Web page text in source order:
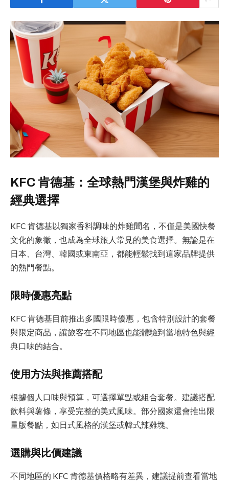
KFC 肯德基：全球熱門漢堡與炸雞的
經典選擇
KFC 肯德基以獨家香料調味的炸雞聞名，不僅是美國快餐
文化的象徵，也成為全球旅人常見的美食選擇。無論是在
日本、台灣、韓國或東南亞，都能輕鬆找到這家品牌提供
的熱門餐點。
限時優惠亮點
KFC 肯德基目前推出多國限時優惠，包含特別設計的套餐
與限定商品，讓旅客在不同地區也能體驗到當地特色與經
典口味的結合。
使用方法與推薦搭配
根據個人口味與預算，可選擇單點或組合套餐。建議搭配
飲料與薯條，享受完整的美式風味。部分國家還會推出限
量版餐點，如日式風格的漢堡或韓式辣雞塊。
選購與比價建議
不同地區的 KFC 肯德基價格略有差異，建議提前查看當地